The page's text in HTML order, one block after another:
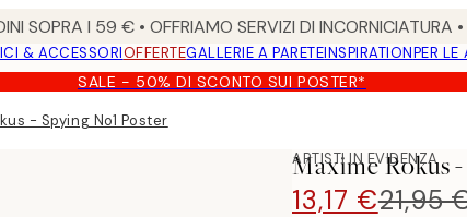
SOPRA I 59 € • OFFRIAMO SERVIZI DI
& ACCESSORIOFFERTEGALLERIE A PARETEINSPIRATIONPER LE
SALE - 50% DI SCONTO SUI POSTER*
- Spying No1 Poster
ARTISTI IN EVIDENZA
Maxime Rokus
13,17 €21,95